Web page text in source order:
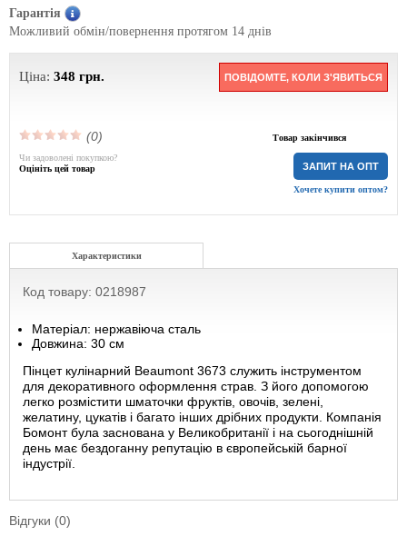
Гарантія
Можливий обмін/повернення протягом 14 днів
Ціна: 348 грн. ПОВІДОМТЕ, КОЛИ З'ЯВИТЬСЯ
(0) Товар закінчився
ЗАПИТ НА ОПТ
Хочете купити оптом?
Чи задоволені покупкою?
Оцініть цей товар
Характеристики
Код товару: 0218987
Матеріал: нержавіюча сталь
Довжина: 30 см
Пінцет кулінарний Beaumont 3673 служить інструментом
для декоративного оформлення страв. З його допомогою
легко розмістити шматочки фруктів, овочів, зелені,
желатину, цукатів і багато інших дрібних продукти. Компанія
Бомонт була заснована у Великобританії і на сьогоднішній
день має бездоганну репутацію в європейській барної
індустрії.
Відгуки (0)